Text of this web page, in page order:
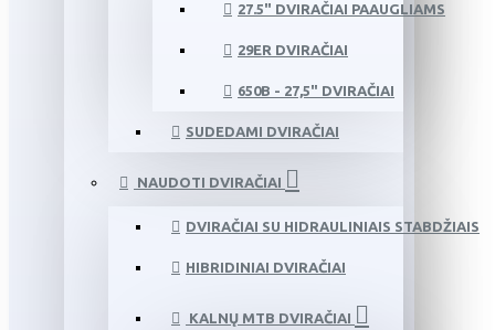
27.5" DVIRAČIAI PAAUGLIAMS
29ER DVIRAČIAI
650B - 27,5" DVIRAČIAI
SUDEDAMI DVIRAČIAI
NAUDOTI DVIRAČIAI
DVIRAČIAI SU HIDRAULINIAIS STABDŽIAIS
HIBRIDINIAI DVIRAČIAI
KALNŲ MTB DVIRAČIAI